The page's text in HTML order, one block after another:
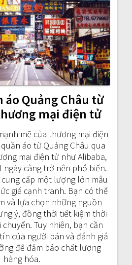
áo Quảng Châu từ
mại điện tử
mẽ của thương mại điện
áo từ Quảng Châu qua
mại điện tử như Alibaba,
ngày càng trở nên phổ biến.
cấp một lượng lớn mẫu
giá cạnh tranh. Bạn có thể
và lựa chọn những nguồn
ý, đồng thời tiết kiệm thời
Tuy nhiên, bạn cần
của người bán và đánh giá
để đảm bảo chất lượng
hàng hóa.